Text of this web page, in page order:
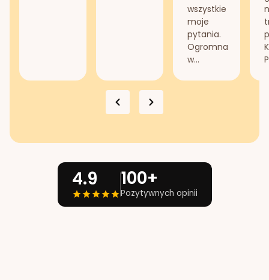
wszystkie
moje
pytania.
Ogromna
w...
4.9 100+
Pozytywnych opinii